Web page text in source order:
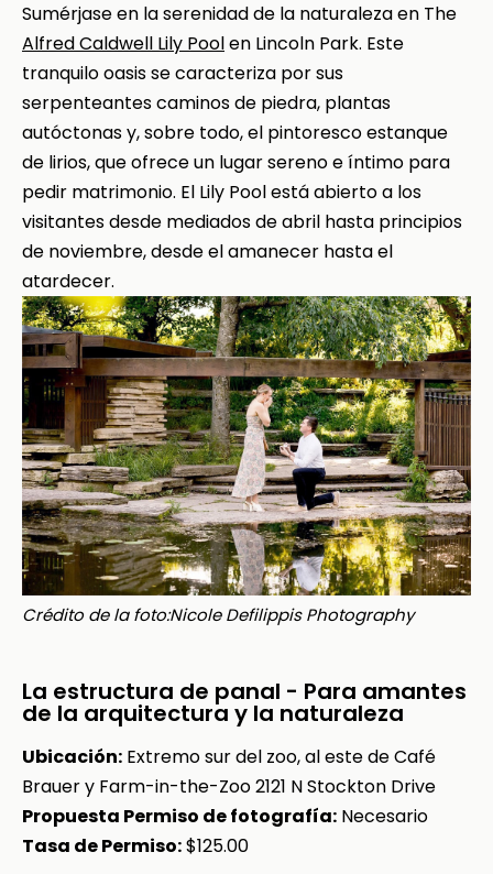
Sumérjase en la serenidad de la naturaleza en The
Alfred Caldwell Lily Poolen Lincoln Park. Este
tranquilo oasis se caracteriza por sus
serpenteantes caminos de piedra, plantas
autóctonas y, sobre todo, el pintoresco estanque
de lirios, que ofrece un lugar sereno e íntimo para
pedir matrimonio. El Lily Pool está abierto a los
visitantes desde mediados de abril hasta principios
de noviembre, desde el amanecer hasta el
atardecer.
Crédito de la foto:Nicole Defilippis Photography
La estructura de panal - Para amantes
de la arquitectura y la naturaleza
Ubicación: Extremo sur del zoo, al este de Café
Brauer y Farm-in-the-Zoo2121 N Stockton Drive
Propuesta Permiso de fotografía: Necesario
Tasa de Permiso:$125.00